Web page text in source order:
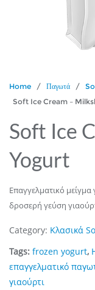
Home / Παγωτά /
Soft Ice Cream –
Soft Ice
Yogurt
Επαγγελματικό
δροσερή γεύση
Category: Κλασικά
Tags: frozen yogurt,
επαγγελματικό
γιαούρτι